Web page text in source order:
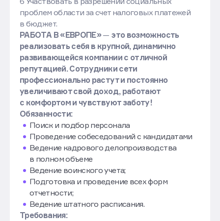
проблем области за счет налоговых платежей
в бюджет.
РАБОТА В «ЕВРОПЕ»— это возможность
реализовать себя в крупной, динамично
развивающейся компании с отличной
репутацией. Сотрудники сети
профессионально растут и постоянно
увеличивают свой доход, работают
с комфортом и чувствуют заботу!
Обязанности:
Поиск и подбор персонала
Проведение собеседований с кандидатами
Ведение кадрового делопроизводства
в полном объеме
Ведение воинского учета;
Подготовка и проведение всех форм
отчетности;
Ведение штатного расписания.
Требования: